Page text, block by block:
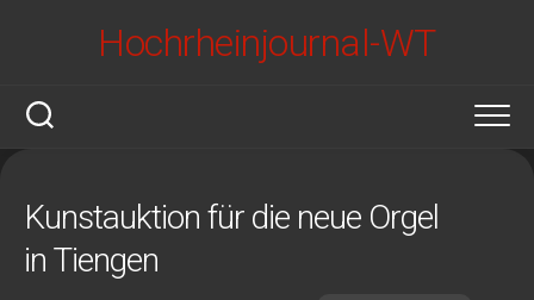
Hochrheinjournal-WT
Kunstauktion für die neue Orgel
in Tiengen